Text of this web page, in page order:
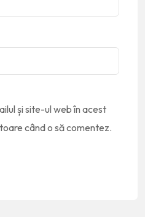
și site-ul web în acest
când o să comentez.